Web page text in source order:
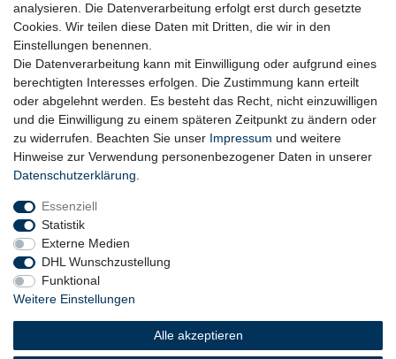
Widerrufs­recht
analysieren. Die Datenverarbeitung erfolgt erst durch gesetzte
Cookies. Wir teilen diese Daten mit Dritten, die wir in den
Einstellungen benennen.
Die Datenverarbeitung kann mit Einwilligung oder aufgrund eines
berechtigten Interesses erfolgen. Die Zustimmung kann erteilt
oder abgelehnt werden. Es besteht das Recht, nicht einzuwilligen
und die Einwilligung zu einem späteren Zeitpunkt zu ändern oder
zu widerrufen. Beachten Sie unser Impressum und weitere
Hinweise zur Verwendung personenbezogener Daten in unserer
Daten­schutz­erklärung
Essenziell
Statistik
Externe Medien
DHL Wunschzustellung
Funktional
Weitere Einstellungen
Alle akzeptieren